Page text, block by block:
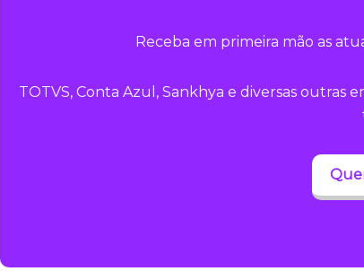
Receba em primeira mão as
TOTVS, Conta Azul, Sankhya e diversas outras